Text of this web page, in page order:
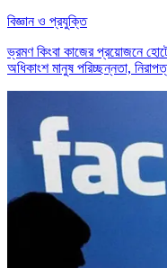
বিজ্ঞান ও প্রযুক্তি
ভ্রমণ কিংবা কাজের প্রয়োজনে
অধিকাংশ মানুষ পরিচ্ছন্নতা,